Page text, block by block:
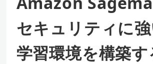
セキュリティに
学習環境を構築